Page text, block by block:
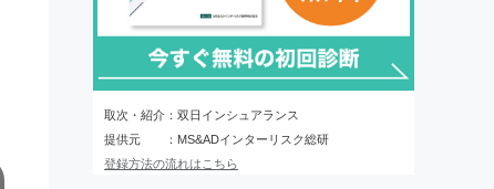
取次・紹介：双日インシュアランス
提供元 ：MS&ADインターリスク総研
登録方法の流れはこちら